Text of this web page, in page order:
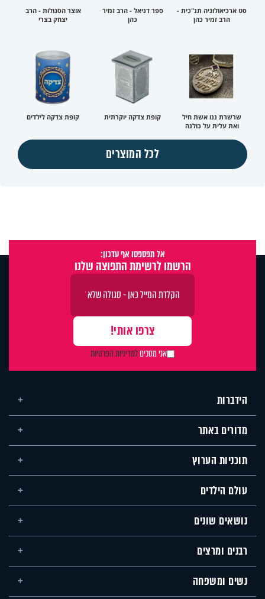
סט ארכיאולוגיה תנ"כית -
הרב זמיר כהן
ספר דניאל - הרב זמיר
כהן
אוצר הסגולות - הרב
יצחק בצרי
שרשרת ננו אשת חיל
ואת עלית על כולנה
קופת צדקה יוקרתית קופת צדקה לילדים
לכל המוצרים
אל תפספסו אף עדכון:
הרשמו לרשימת התפוצה שלנו
אני מסכיםלמדיניות הפרטיות
הידברות
מדורים באתר
תוכניות הערוץ
עולם הילדים
נושאים שונים
רבנים ומרצים
נשים ומשפחה